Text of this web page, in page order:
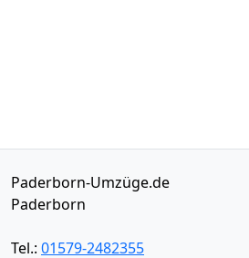
Paderborn-Umzüge.de
Paderborn
Tel.: 01579-2482355